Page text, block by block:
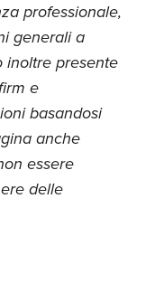
professionale,
generali a
inoltre presente
e
basandosi
anche
essere
delle